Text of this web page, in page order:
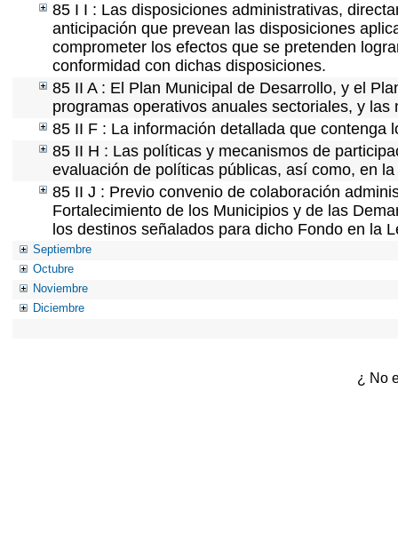
85 I I : Las disposiciones administrativas,
anticipación que prevean las disposiciones
comprometer los efectos que se pretenden
conformidad con dichas disposiciones.
85 II A : El Plan Municipal de Desarrollo, y el
programas operativos anuales sectoriales, y
85 II F : La información detallada que contenga
85 II H : Las políticas y mecanismos de
evaluación de políticas públicas, así como, en
85 II J : Previo convenio de colaboración
Fortalecimiento de los Municipios y de las
los destinos señalados para dicho Fondo en la
Septiembre
Octubre
Noviembre
Diciembre
¿ No